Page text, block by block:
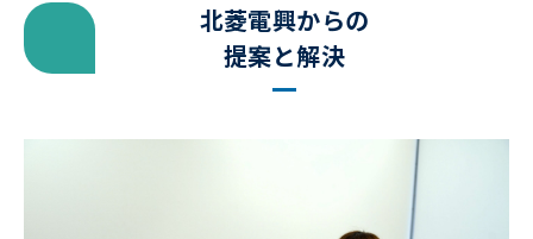
北菱電興からの
提案と解決